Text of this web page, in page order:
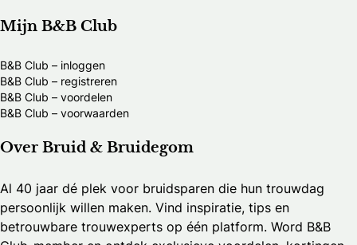
Mijn B&B Club
B&B Club – inloggen
B&B Club – registreren
B&B Club – voordelen
B&B Club – voorwaarden
Over Bruid & Bruidegom
Al 40 jaar dé plek voor bruidsparen die hun trouwdag
persoonlijk willen maken. Vind inspiratie, tips en
betrouwbare trouwexperts op één platform. Word B&B